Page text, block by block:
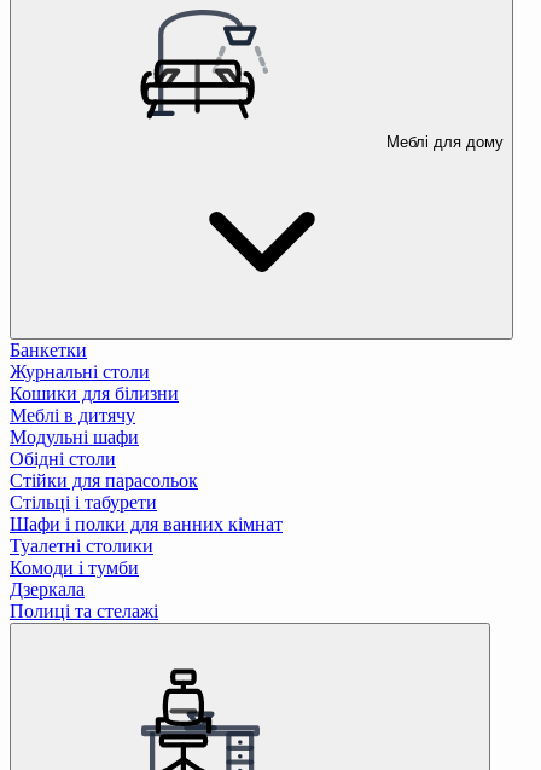
Меблі для дому
Банкетки
Журнальні столи
Кошики для білизни
Меблі в дитячу
Модульні шафи
Обідні столи
Стійки для парасольок
Стільці і табурети
Шафи і полки для ванних кімнат
Туалетні столики
Комоди і тумби
Дзеркала
Полиці та стелажі